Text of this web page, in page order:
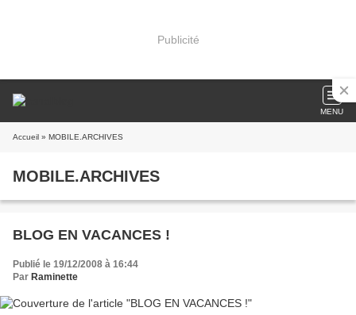
Publicité
MENU
Accueil » MOBILE.ARCHIVES
MOBILE.ARCHIVES
BLOG EN VACANCES !
Publié le 19/12/2008 à 16:44
Par Raminette